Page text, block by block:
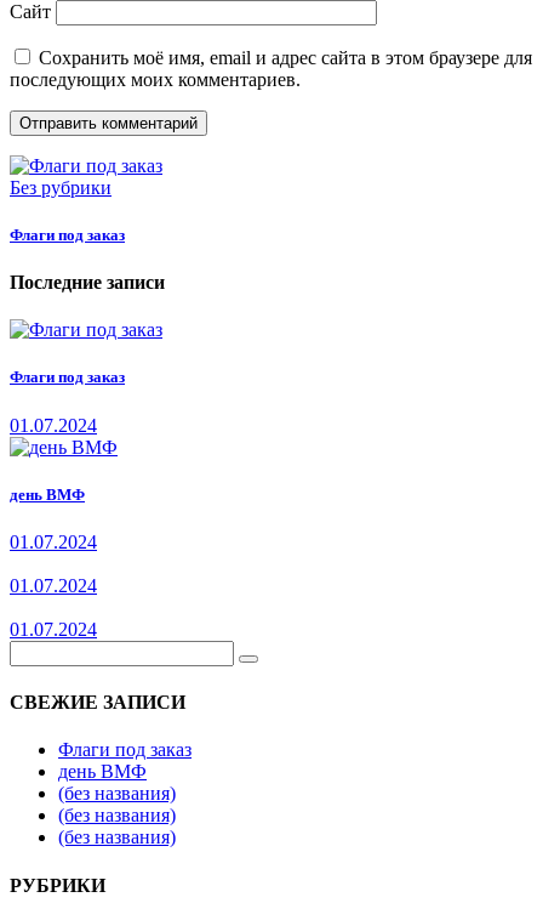
Сайт
Сохранить моё имя, email и адрес сайта в этом браузере для
последующих моих комментариев.
Без рубрики
Флаги под заказ
Последние записи
Флаги под заказ
01.07.2024
день ВМФ
01.07.2024
01.07.2024
01.07.2024
СВЕЖИЕ ЗАПИСИ
Флаги под заказ
день ВМФ
(без названия)
(без названия)
(без названия)
РУБРИКИ